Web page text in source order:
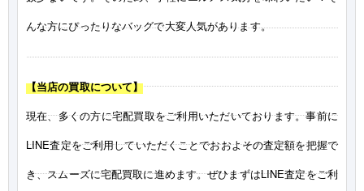
んな方にぴったりなバッグで大変人気があります。
【当店の買取について】
現在、多くの方に宅配買取をご利用いただいております。事前に
LINE査定をご利用していただくことでおおよその査定額を把握で
き、スムーズに宅配買取に進めます。ぜひまずはLINE査定をご利